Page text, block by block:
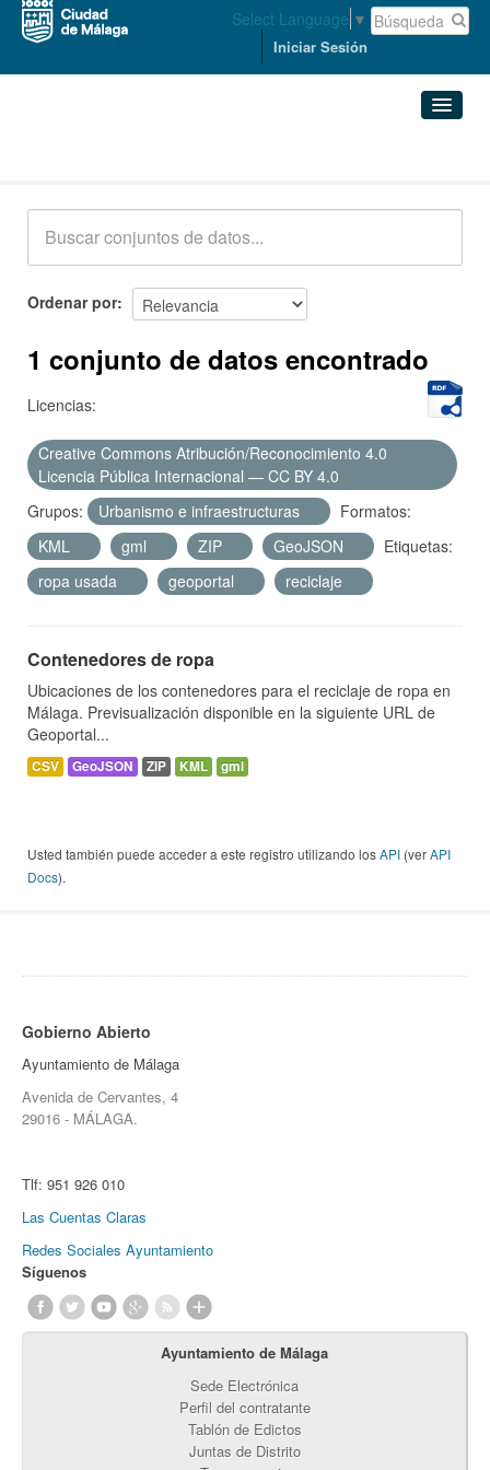
Select Language ▼
Iniciar Sesión
Acerca de
Ordenar por
1 conjunto de datos encontrado
Licencias:
Creative Commons Atribución/Reconocimiento 4.0
Licencia Pública Internacional — CC BY 4.0
Grupos:
Urbanismo e infraestructuras
Formatos:
KML
gml ZIP GeoJSON
Etiquetas:
ropa usada
geoportal reciclaje
Contenedores de ropa
Ubicaciones de los contenedores para el reciclaje de ropa en
Málaga. Previsualización disponible en la siguiente URL de
Geoportal...
CSV GeoJSON ZIP KML gml
Usted también puede acceder a este registro utilizando losAPI (verAPI
Docs).
Gobierno Abierto
Ayuntamiento de Málaga
Avenida de Cervantes, 4
29016 - MÁLAGA.
Tlf: 951 926 010
Las Cuentas Claras
Redes Sociales Ayuntamiento
Síguenos
Ayuntamiento de Málaga
Sede Electrónica
Perfil del contratante
Tablón de Edictos
Juntas de Distrito